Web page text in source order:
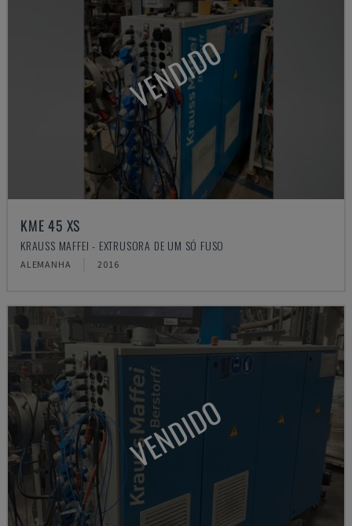
VENDIDO
KME 45 XS
KRAUSS MAFFEI - EXTRUSORA DE UM SÓ FUSO
ALEMANHA 2016
VENDIDO